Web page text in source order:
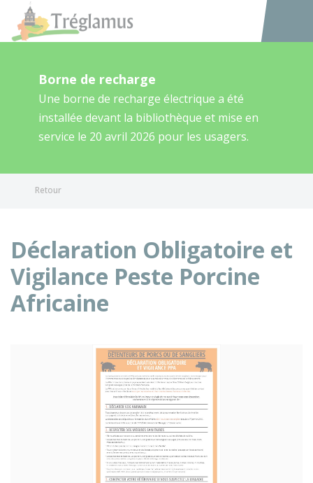
Accéder
Borne de recharge
Une borne de recharge électrique a été
installée devant la bibliothèque et mise en
service le 20 avril 2026 pour les usagers.
Retour
Déclaration Obligatoire et
Vigilance Peste Porcine
Africaine